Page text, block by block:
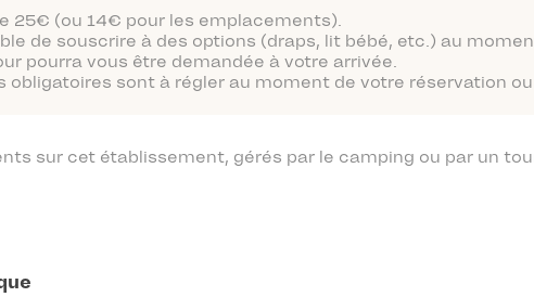
25€ (ou 14€ pour les emplacements).
de souscrire à des options (draps, lit bébé, etc.) au
pourra vous être demandée à votre arrivée.
obligatoires sont à régler au moment de votre réservation
sur cet établissement, gérés par le camping ou par un